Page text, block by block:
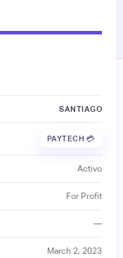
SANTIAGO
PAYTECH 💳
Activo
For Profit
—
March 2, 2023